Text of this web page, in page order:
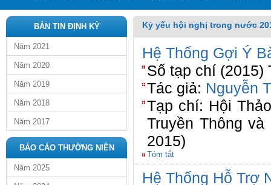
BẢN TIN ĐỊNH KỲ
Năm 2021
Năm 2020
Năm 2019
Năm 2018
Năm 2017
BÁO CÁO THƯỜNG NIÊN
Năm 2025
Kỷ yếu hội nghị trong nước
Hệ Thống Gợi Ý
Số tạp chí (2015)
Tác giả: Nguyễn
Tạp chí: Hội
Truyền Thông
2015)
Tóm tắt
Hệ Thống Hỗ Trợ